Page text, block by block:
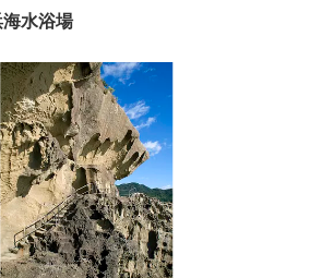
水浴場